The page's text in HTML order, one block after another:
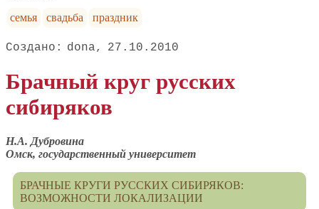
семья
свадьба праздник
dona 27.10.2010
Брачный круг русских
сибиряков
Н.А. Дубровина
Омск, государственный университет
БРАЧНЫЕ КРУГИ РУССКИХ СИБИРЯКОВ:
ВОЗМОЖНОСТИ ЛОКАЛИЗАЦИИ